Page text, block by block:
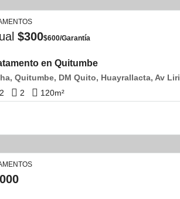
$300$600/Garantía
en Quitumbe
2 2 120m²